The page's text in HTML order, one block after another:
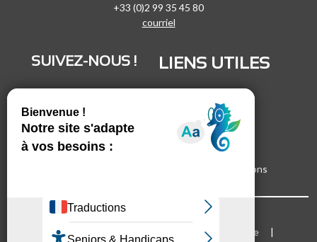
+33 (0)2 99 35 45 80
courriel
SUIVEZ-NOUS !
Vimeo
Facebook
LIENS UTILES
Marchés publics
Espace presse
Inscrivez-vous à nos lettres d'informations
Mentions légales Plan du site